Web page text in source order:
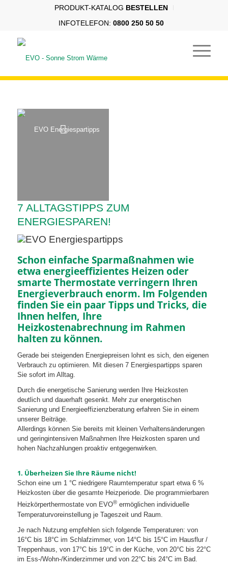
PRODUKT-KATALOG BESTELLEN
INFOTELEFON:0800 250 50 50
7 ALLTAGSTIPPS ZUM
ENERGIESPAREN!
Schon einfache Sparmaßnahmen wie
etwa energieeffizientes Heizen oder
smarte Thermostate verringern Ihren
Energieverbrauch enorm. Im Folgenden
finden Sie ein paar Tipps und Tricks, die
Ihnen helfen, Ihre
Heizkostenabrechnung im Rahmen
halten zu können.
Gerade bei steigenden Energiepreisen lohnt es sich, den eigenen
Verbrauch zu optimieren. Mit diesen 7 Energiespartipps sparen
Sie sofort im Alltag.
Durch die energetische Sanierung werden Ihre Heizkosten
deutlich und dauerhaft gesenkt. Mehr zur energetischen
Sanierung und Energieeffizienzberatung erfahren Sie in einem
unserer Beiträge.
Allerdings können Sie bereits mit kleinen Verhaltensänderungen
und geringintensiven Maßnahmen Ihre Heizkosten sparen und
hohen Nachzahlungen proaktiv entgegenwirken.
1. Überheizen Sie Ihre Räume nicht!
Schon eine um 1 °C niedrigere Raumtemperatur spart etwa 6 %
Heizkosten über die gesamte Heizperiode. Die programmierbaren
Heizkörperthermostate von EVO®ermöglichen individuelle
Temperaturvoreinstellung je Tageszeit und Raum.
Je nach Nutzung empfehlen sich folgende Temperaturen: von
16°C bis 18°C im Schlafzimmer, von 14°C bis 15°C im Hausflur /
Treppenhaus, von 17°C bis 19°C in der Küche, von 20°C bis 22°C
im Ess-/Wohn-/Kinderzimmer und von 22°C bis 24°C im Bad.